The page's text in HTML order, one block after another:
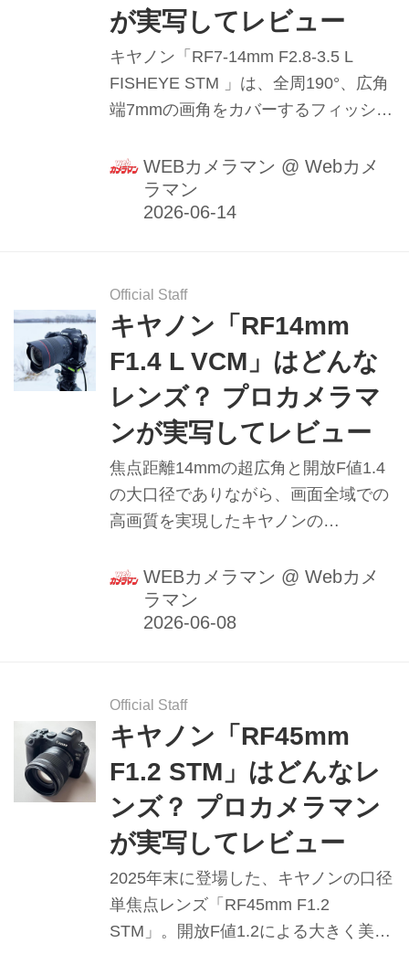
が実写してレビュー
キヤノン「RF7-14mm F2.8-3.5 L
FISHEYE STM 」は、全周190°、広角
端7mmの画角をカバーするフィッシュ
を、プロカメラマン山本純一氏がレビ
ュー。（2026年4月30日公開、2026年
6月1日リライト）
WEBカメラマン @ Webカメ
ラマン
Official Staff
キヤノン「RF14mm
F1.4 L VCM」はどんな
レンズ？ プロカメラマ
ンが実写してレビュー
焦点距離14mmの超広角と開放F値1.4
の大口径でありながら、画面全域での
高画質を実現したキヤノンの
F1.4 L VCM」はどんなレンズ？ プロ
カメラマン・山本純一が星景写真を撮
影して徹底レビューします。（2026年
WEBカメラマン @ Webカメ
ラマン
Official Staff
キヤノン「RF45mm
F1.2 STM」はどんなレ
ンズ？ プロカメラマン
が実写してレビュー
2025年末に登場した、キヤノンの口径
単焦点レンズ「RF45mm F1.2
STM」。開放F値1.2による大きく美し